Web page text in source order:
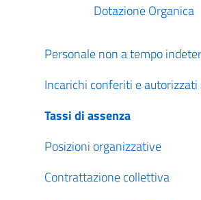
Dotazione Organica
Personale non a tempo
Incarichi conferiti e
Tassi di assenza
Posizioni organizzative
Contrattazione collettiva